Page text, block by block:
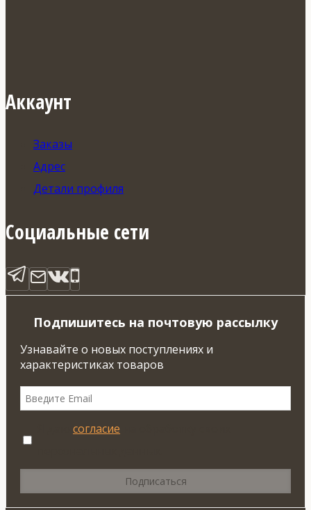
Аккаунт
Заказы
Адрес
Детали профиля
Социальные сети
Подпишитесь на почтовую рассылку
Узнавайте о новых поступлениях и
характеристиках товаров
согласие